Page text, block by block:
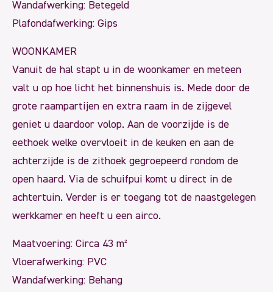
Wandafwerking: Betegeld
Plafondafwerking: Gips
WOONKAMER
Vanuit de hal stapt u in de woonkamer en meteen
valt u op hoe licht het binnenshuis is. Mede door de
grote raampartijen en extra raam in de zijgevel
geniet u daardoor volop. Aan de voorzijde is de
eethoek welke overvloeit in de keuken en aan de
achterzijde is de zithoek gegroepeerd rondom de
open haard. Via de schuifpui komt u direct in de
achtertuin. Verder is er toegang tot de naastgelegen
werkkamer en heeft u een airco.
Maatvoering: Circa 43 m²
Vloerafwerking: PVC
Wandafwerking: Behang